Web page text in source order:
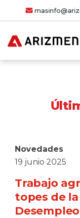
Novedades
19 junio 2025
Trabajo
topes de